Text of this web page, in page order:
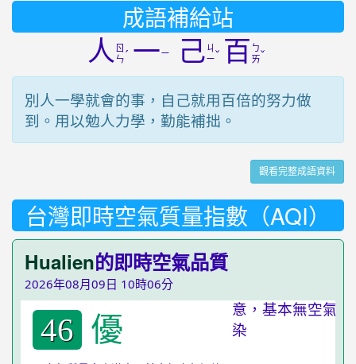
成語補給站
人ㄖ
ㄣˊ 一ㄧ 己 ㄐ
ㄧˇ 百 ㄅ
ㄞˇ
別人一學就會的事，自己就用百倍的努力做
到。用以勉人力學，勤能補拙。
觀看完整成語資料
台灣即時空氣質量指數（AQI）
Hualien的即時空氣品質
2026年08月09日 10時06分
46 優